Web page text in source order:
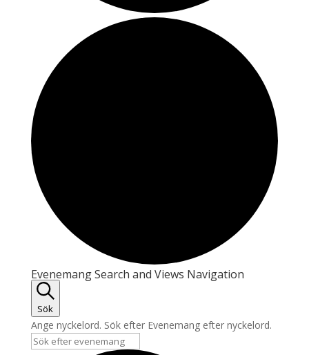
Evenemang
Evenemang Search and Views Navigation
Sök
Ange nyckelord. Sök efter Evenemang efter nyckelord.